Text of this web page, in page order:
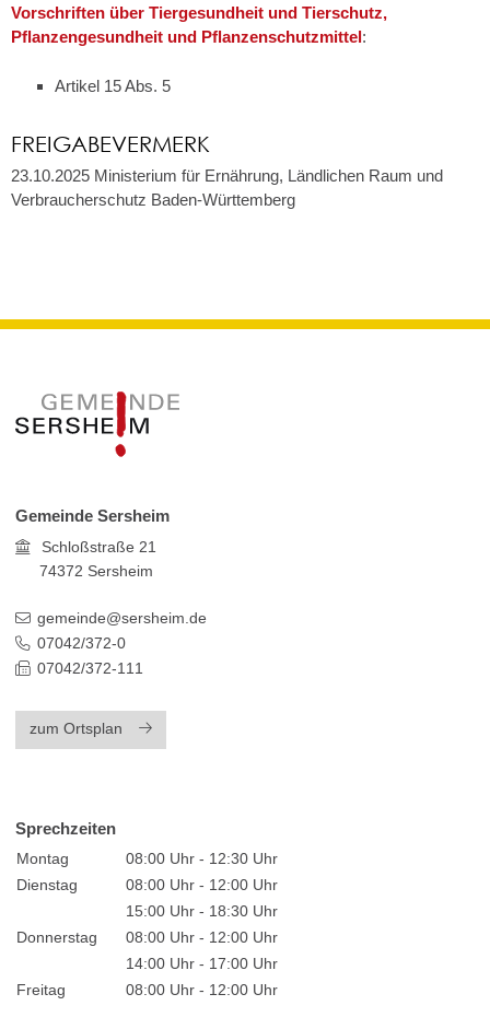
Vorschriften über Tiergesundheit und Tierschutz,
Pflanzengesundheit und Pflanzenschutzmittel:
Artikel 15 Abs. 5
FREIGABEVERMERK
23.10.2025 Ministerium für Ernährung, Ländlichen Raum und
Verbraucherschutz Baden-Württemberg
Gemeinde Sersheim
Schloßstraße 21
74372 Sersheim
gemeinde@sersheim.de
07042/372-0
07042/372-111
zum Ortsplan
Sprechzeiten
Montag
08:00 Uhr - 12:30 Uhr
Dienstag
08:00 Uhr - 12:00 Uhr
15:00 Uhr - 18:30 Uhr
Donnerstag
08:00 Uhr - 12:00 Uhr
14:00 Uhr - 17:00 Uhr
Freitag
08:00 Uhr - 12:00 Uhr